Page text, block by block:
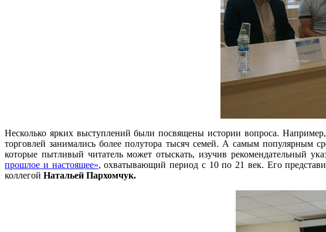
Несколько ярких выступлений были посвящены истории вопроса.
торговлей занимались более полутора тысяч семей. А самым популярным
которые пытливый читатель может отыскать, изучив рекомендательный
прошлое и настоящее», охватывающий период с 10 по 21 век. Его
коллегой Натальей Пархомчук.